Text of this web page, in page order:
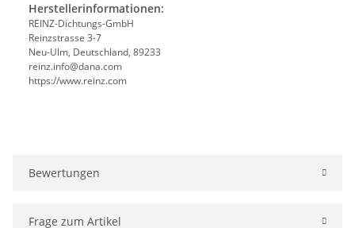
Herstellerinformationen:
REINZ-Dichtungs-GmbH
Reinzstrasse 3-7
Neu-Ulm, Deutschland, 89233
reinz.info@dana.com
https://www.reinz.com
Bewertungen
Frage zum Artikel